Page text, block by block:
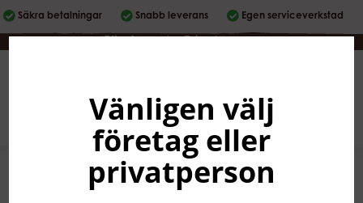
Säkra betalningar Snabb leverans Egen serviceverkstad
Företag | Privatperson
0
Vänligen välj
företag eller
privatperson